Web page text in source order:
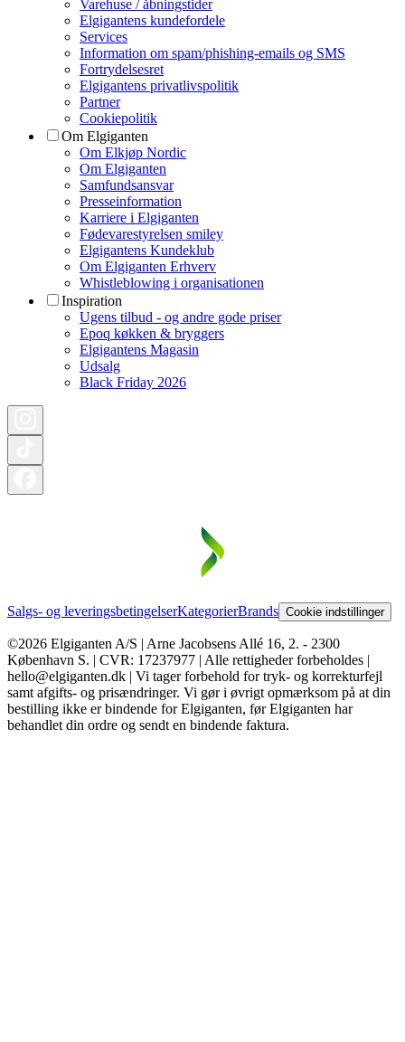
Varehuse / åbningstider
Elgigantens kundefordele
Services
Information om spam/phishing-emails og SMS
Fortrydelsesret
Elgigantens privatlivspolitik
Partner
Cookiepolitik
Om Elgiganten
Om Elkjøp Nordic
Om Elgiganten
Samfundsansvar
Presseinformation
Karriere i Elgiganten
Fødevarestyrelsen smiley
Elgigantens Kundeklub
Om Elgiganten Erhverv
Whistleblowing i organisationen
Inspiration
Ugens tilbud - og andre gode priser
Epoq køkken & bryggers
Elgigantens Magasin
Udsalg
Black Friday 2026
Salgs- og leveringsbetingelserKategorierBrands Cookie indstillinger
©2026 Elgiganten A/S | Arne Jacobsens Allé 16, 2. - 2300
København S. | CVR: 17237977 | Alle rettigheder forbeholdes |
hello@elgiganten.dk | Vi tager forbehold for tryk- og korrekturfejl
samt afgifts- og prisændringer. Vi gør i øvrigt opmærksom på at din
bestilling ikke er bindende for Elgiganten, før Elgiganten har
behandlet din ordre og sendt en bindende faktura.